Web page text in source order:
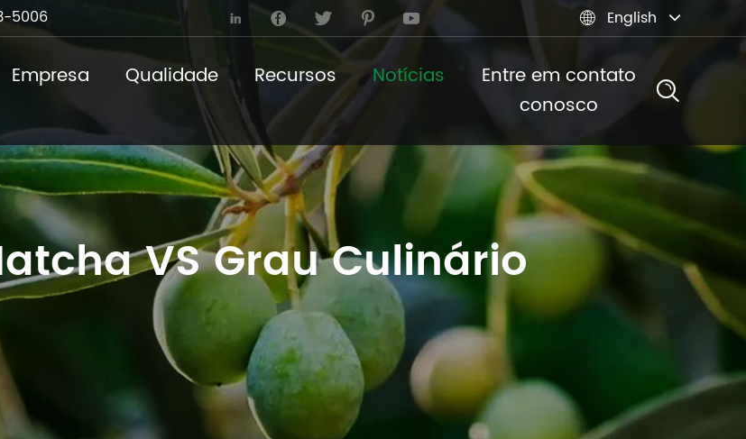
5006       English
Empresa Qualidade Recursos Notícias
Entre em contato
conosco
VS Grau Culinário